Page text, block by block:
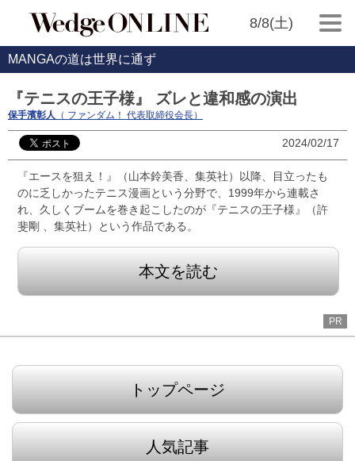
8/8(土)
MANGAの道は世界に通ず
『テニスの王子様』 ズレと違和感の演出
保手濱彰人 （ ファンダム！ 代表取締役会長）
2024/02/17
『エースを狙え！』（山本鈴美香、集英社）以降、目立ったも
のに乏しかったテニス漫画という分野で、1999年から連載さ
れ、久しくブームを巻き起こしたのが『テニスの王子様』（許
斐剛 、集英社）という作品である。
本文を読む
PR
トップページ
人気記事